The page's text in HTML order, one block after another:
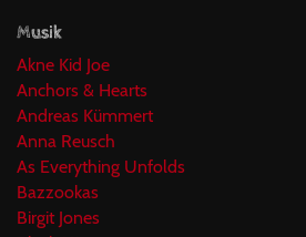
Musik
Akne Kid Joe
Anchors & Hearts
Andreas Kümmert
Anna Reusch
As Everything Unfolds
Bazzookas
Birgit Jones